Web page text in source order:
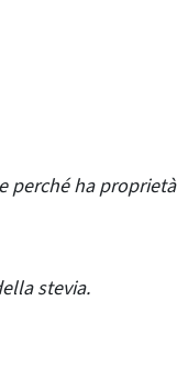
perché ha proprietà
stevia.